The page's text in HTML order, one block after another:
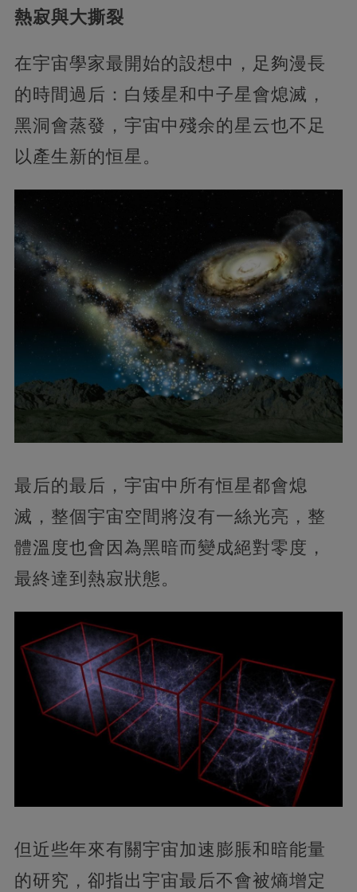
熱寂與大撕裂
在宇宙學家最開始的設想中，足夠漫長
的時間過后：白矮星和中子星會熄滅，
黑洞會蒸發，宇宙中殘余的星云也不足
以產生新的恒星。
最后的最后，宇宙中所有恒星都會熄
滅，整個宇宙空間將沒有一絲光亮，整
體溫度也會因為黑暗而變成絕對零度，
最終達到熱寂狀態。
但近些年來有關宇宙加速膨脹和暗能量
的研究，卻指出宇宙最后不會被熵增定